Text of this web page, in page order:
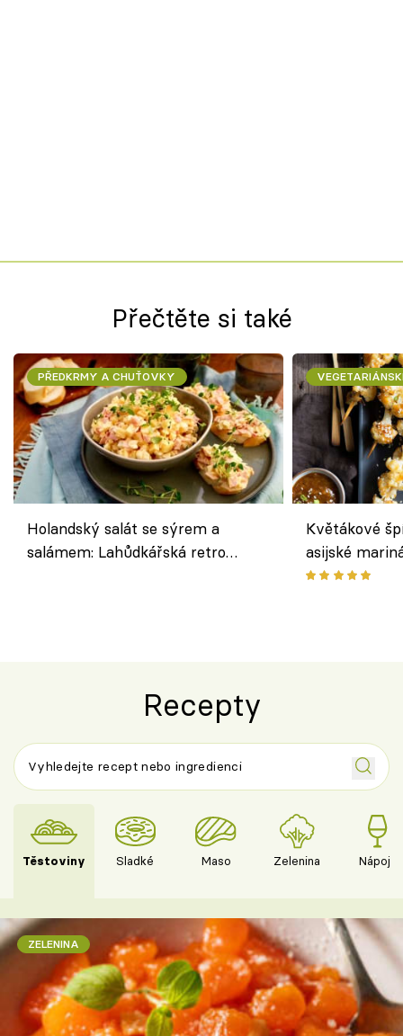
Přečtěte si také
PŘEDKRMY A CHUŤOVKY
Holandský salát se sýrem a
salámem: Lahůdkářská retro
Květákové
asijské
chuťovka z
Recepty
Těstoviny Sladké Maso Zelenina Nápoje
ZELENINA